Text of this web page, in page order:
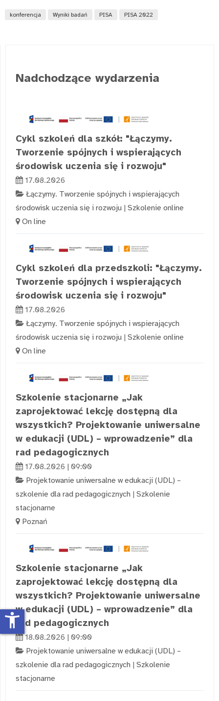
konferencja Wyniki badań PISA PISA 2022
Nadchodzące wydarzenia
Cykl szkoleń dla szkół: "Łączymy.
Tworzenie spójnych i wspierających
środowisk uczenia się i rozwoju"
17.08.2026
Łączymy. Tworzenie spójnych i wspierających
środowisk uczenia się i rozwoju | Szkolenie online
On line
Cykl szkoleń dla przedszkoli: "Łączymy.
Tworzenie spójnych i wspierających
środowisk uczenia się i rozwoju"
17.08.2026
Łączymy. Tworzenie spójnych i wspierających
środowisk uczenia się i rozwoju | Szkolenie online
On line
Szkolenie stacjonarne „Jak
zaprojektować lekcję dostępną dla
wszystkich? Projektowanie uniwersalne
w edukacji (UDL) – wprowadzenie” dla
rad pedagogicznych
17.08.2026 | 09:00
Projektowanie uniwersalne w edukacji (UDL) –
szkolenie dla rad pedagogicznych | Szkolenie
stacjonarne
Poznań
Szkolenie stacjonarne „Jak
zaprojektować lekcję dostępną dla
wszystkich? Projektowanie uniwersalne
w edukacji (UDL) – wprowadzenie” dla
rad pedagogicznych
18.08.2026 | 09:00
Projektowanie uniwersalne w edukacji (UDL) –
szkolenie dla rad pedagogicznych | Szkolenie
stacjonarne
accessibility_new